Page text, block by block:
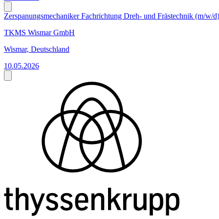
Zerspanungsmechaniker Fachrichtung Dreh- und Frästechnik (m/w/d)
TKMS Wismar GmbH
Wismar, Deutschland
10.05.2026